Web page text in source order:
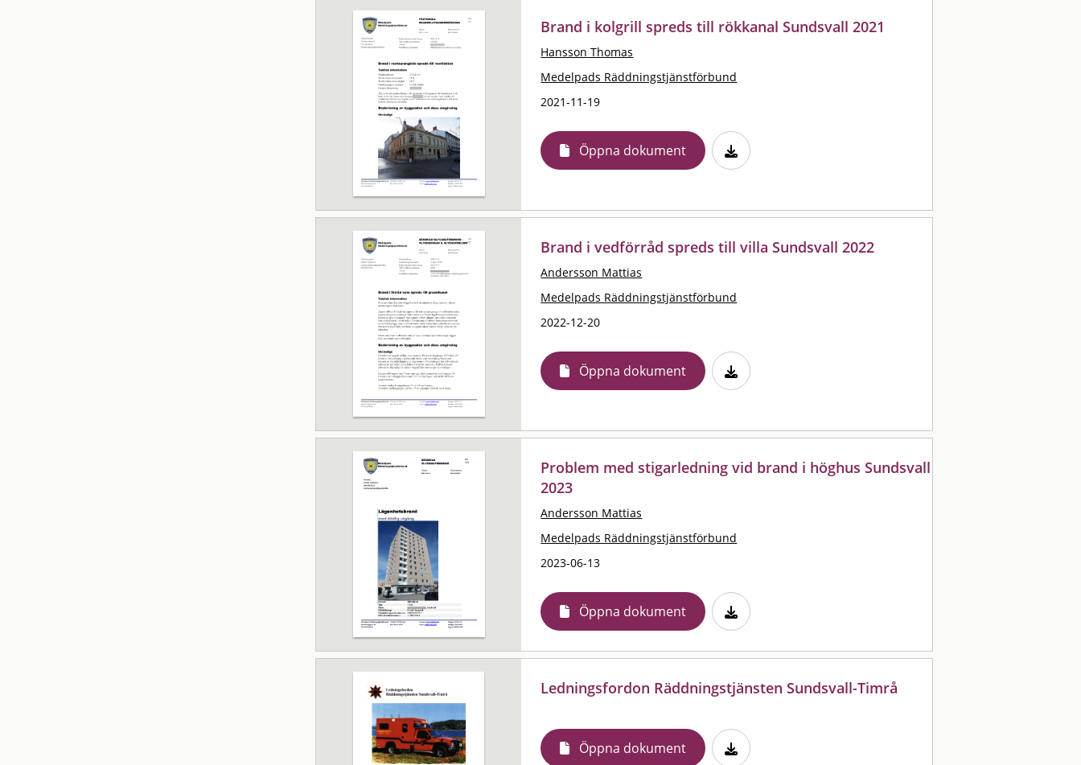
Brand i kolgrill spreds till rökkanal Sundsvall 2021
Hansson Thomas
Medelpads Räddningstjänstförbund
2021-11-19
Öppna dokument
Brand i vedförråd spreds till villa Sundsvall 2022
Andersson Mattias
Medelpads Räddningstjänstförbund
2022-12-20
Öppna dokument
Problem med stigarledning vid brand i höghus Sundsvall
2023
Andersson Mattias
Medelpads Räddningstjänstförbund
2023-06-13
Öppna dokument
Ledningsfordon Räddningstjänsten Sundsvall-Timrå
Öppna dokument